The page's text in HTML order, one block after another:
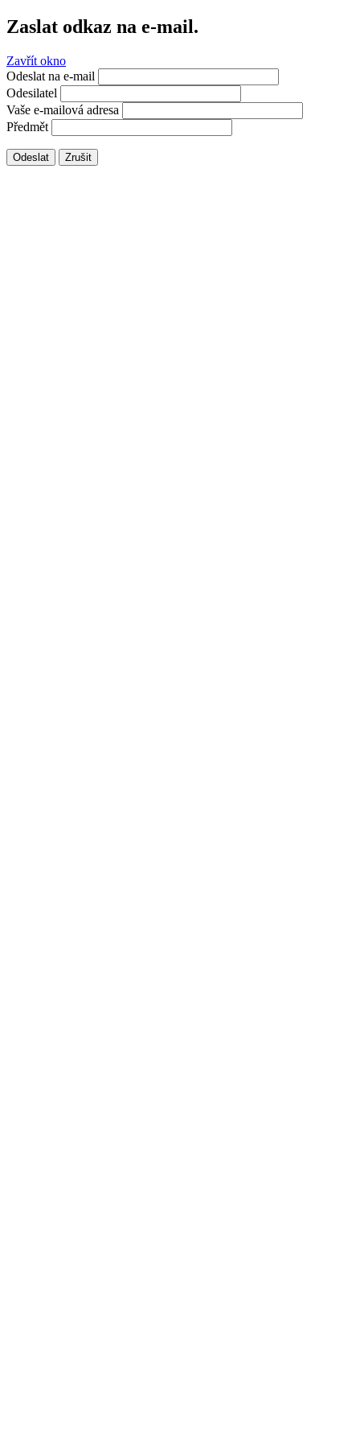
Zaslat odkaz na e-mail.
Zavřít okno
Odeslat na e-mail
Odesilatel
Vaše e-mailová adresa
Předmět
Odeslat Zrušit